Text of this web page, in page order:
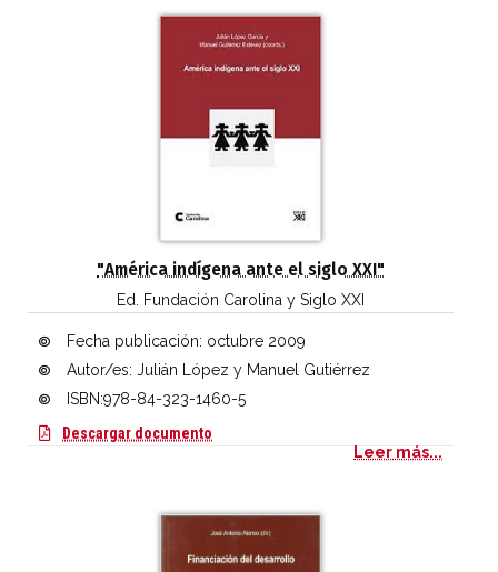
"América indígena ante el siglo XXI"
Ed. Fundación Carolina y Siglo XXI
Fecha publicación: octubre 2009
Autor/es: Julián López y Manuel Gutiérrez
ISBN:978-84-323-1460-5
Descargar documento
Leer más...